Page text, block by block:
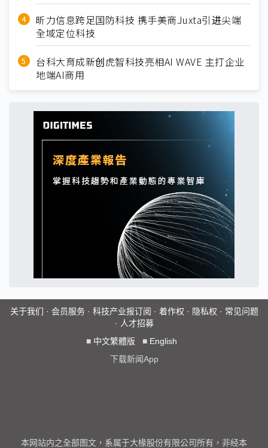
昕力信息跨足国防科技 携手美商Juxta引进尖端
全域定位科技
台科大育成新创虎智科技亮相AI WAVE 主打企业
地端AI商用
关于我们 · 会员服务· 科技产业报订阅 · 着作权 · 隐私权 · 常见问题
· 人才招募
■ 中文繁體版 ■ English
下载新闻App
本网站内之全部图文，系属于大椽股份有限公司所有，非经本